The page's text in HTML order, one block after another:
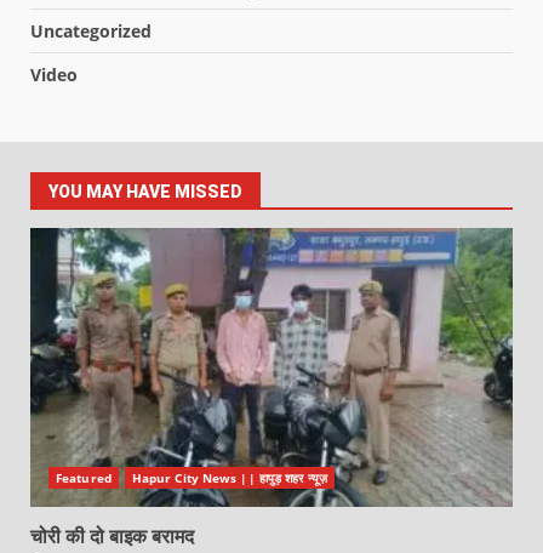
Uncategorized
Video
YOU MAY HAVE MISSED
Featured Hapur City News || हापुड़ शहर न्यूज़
चोरी की दो बाइक बरामद